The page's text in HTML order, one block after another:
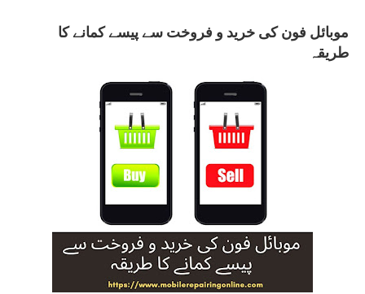
موبائل فون کی خرید و فروخت سے پیسے کمانے کا
طریقہ